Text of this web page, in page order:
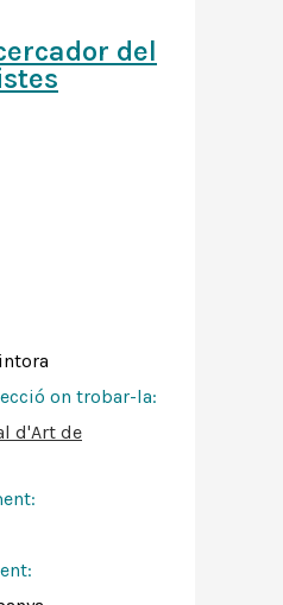
del
on trobar-la:
d'Art de